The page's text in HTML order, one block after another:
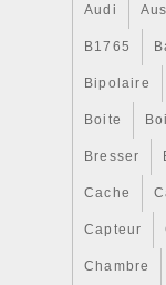
Audi
B1765
Bipolaire
Boite
Bresser
Cache
Capteur
Chambre